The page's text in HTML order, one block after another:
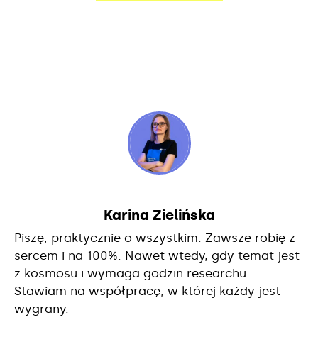
Karina Zielińska
Piszę, praktycznie o wszystkim. Zawsze robię z
sercem i na 100%. Nawet wtedy, gdy temat jest
z kosmosu i wymaga godzin researchu.
Stawiam na współpracę, w której każdy jest
wygrany.